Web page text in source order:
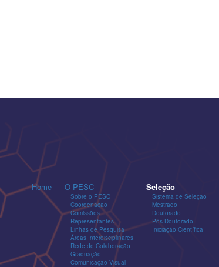
Home O PESC
Sobre o PESC
Coordenação
Comissões
Representantes
Linhas de Pesquisa
Áreas Interdisciplinares
Rede de Colaboração
Graduação
Comunicação Visual
Seleção
Sistema de Seleção
Mestrado
Doutorado
Pós-Doutorado
Iniciação Científica